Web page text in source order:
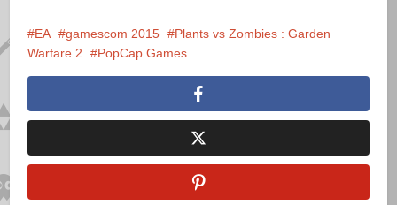
EA gamescom 2015
Plants vs Zombies : Garden
Warfare 2
PopCap Games